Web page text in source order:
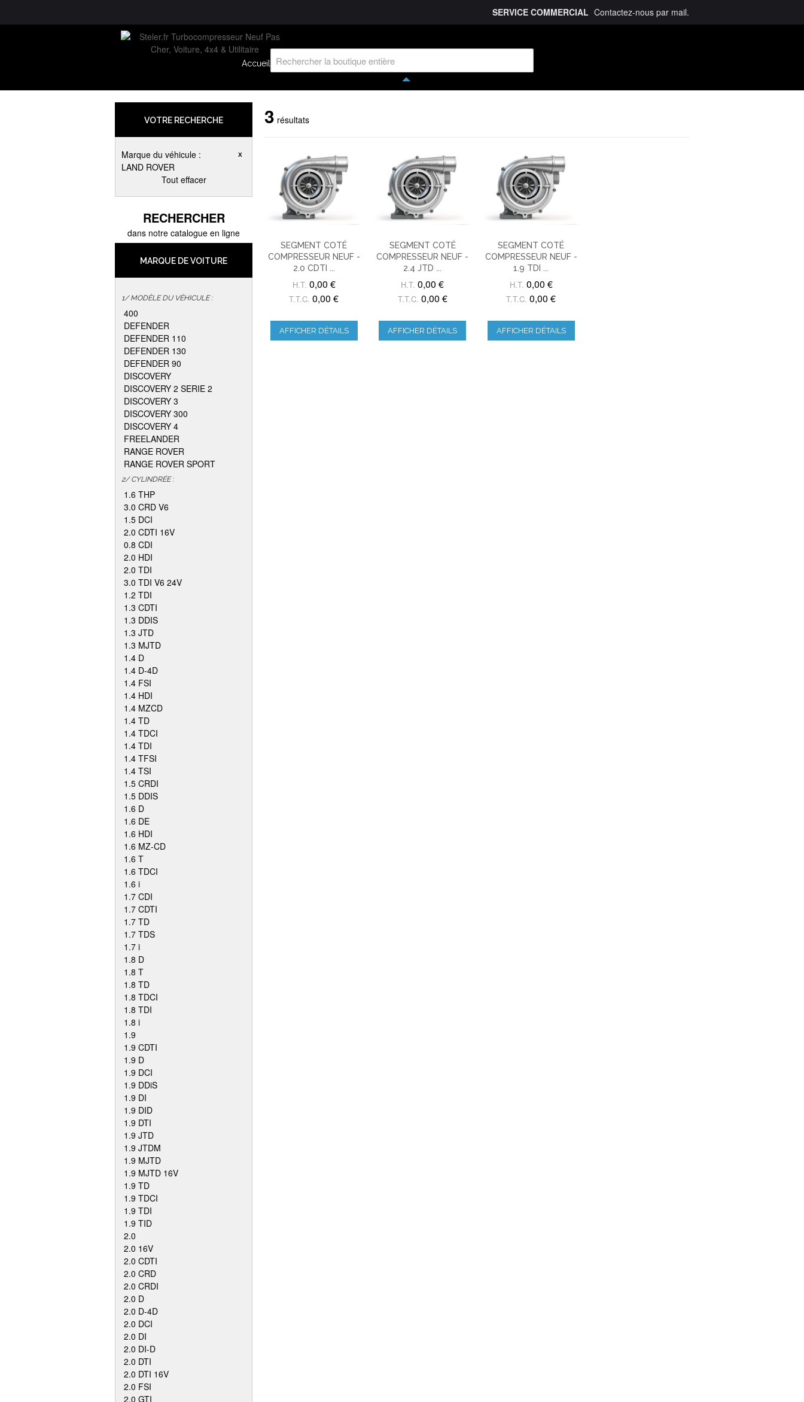
SERVICE COMMERCIAL Contactez-nous par mail.
Accueil L'entreprise Savoir-faire
3 résultats
SEGMENT COTÉ
COMPRESSEUR NEUF -
2.0 CDTI ...
H.T. 0,00 €
T.T.C. 0,00 €
AFFICHER DÉTAILS
SEGMENT COTÉ
COMPRESSEUR NEUF -
2.4 JTD ...
H.T. 0,00 €
T.T.C. 0,00 €
AFFICHER DÉTAILS
SEGMENT COTÉ
COMPRESSEUR NEUF -
1.9 TDI ...
H.T. 0,00 €
T.T.C. 0,00 €
AFFICHER DÉTAILS
VOTRE RECHERCHE
Marque du véhicule :
LAND ROVER
Tout effacer
RECHERCHER
dans notre catalogue en ligne
MARQUE DE VOITURE
1/ MODÈLE DU VÉHICULE :
400
DEFENDER
DEFENDER 110
DEFENDER 130
DEFENDER 90
DISCOVERY
DISCOVERY 2 SERIE 2
DISCOVERY 3
DISCOVERY 300
DISCOVERY 4
FREELANDER
RANGE ROVER
RANGE ROVER SPORT
2/ CYLINDRÉE :
1.6 THP
3.0 CRD V6
1.5 DCI
2.0 CDTI 16V
0.8 CDI
2.0 HDI
2.0 TDI
3.0 TDI V6 24V
1.2 TDI
1.3 CDTI
1.3 DDIS
1.3 JTD
1.3 MJTD
1.4 D
1.4 D-4D
1.4 FSI
1.4 HDI
1.4 MZCD
1.4 TD
1.4 TDCI
1.4 TDI
1.4 TFSI
1.4 TSI
1.5 CRDI
1.5 DDIS
1.6 D
1.6 DE
1.6 HDI
1.6 MZ-CD
1.6 T
1.6 TDCI
1.6 i
1.7 CDI
1.7 CDTI
1.7 TD
1.7 TDS
1.7 i
1.8 D
1.8 T
1.8 TD
1.8 TDCI
1.8 TDI
1.8 i
1.9
1.9 CDTI
1.9 D
1.9 DCI
1.9 DDiS
1.9 DI
1.9 DID
1.9 DTI
1.9 JTD
1.9 JTDM
1.9 MJTD
1.9 MJTD 16V
1.9 TD
1.9 TDCI
1.9 TDI
1.9 TID
2.0
2.0 16V
2.0 CDTI
2.0 CRD
2.0 CRDI
2.0 D
2.0 D-4D
2.0 DCI
2.0 DI
2.0 DI-D
2.0 DTI
2.0 DTI 16V
2.0 FSI
2.0 GTI